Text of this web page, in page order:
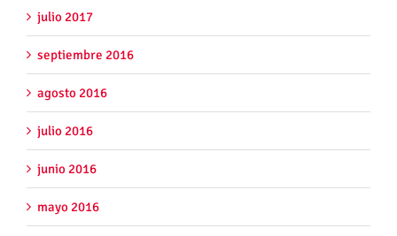
julio 2017
septiembre 2016
agosto 2016
julio 2016
junio 2016
mayo 2016